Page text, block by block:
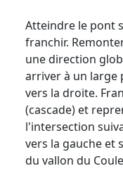
Atteindre le pont
franchir.
une direction
arriver à un large
vers la droite.
(cascade) et
l'intersection
vers la gauche et
du vallon du